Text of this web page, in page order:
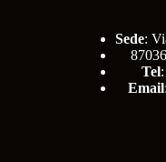
Sede:
Tel
Email: